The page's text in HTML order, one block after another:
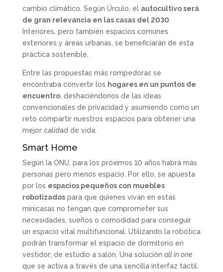
cambio climático. Según Úrculo, el autocultivo será
de gran relevancia en las casas del 2030.
Interiores, pero también espacios comunes
exteriores y áreas urbanas, se beneficiarán de esta
práctica sostenible.
Entre las propuestas más rompedoras se
encontraba convertir los hogares en un puntos de
encuentro, deshaciéndonos de las ideas
convencionales de privacidad y asumiendo como un
reto compartir nuestros espacios para obtener una
mejor calidad de vida.
Smart Home
Según la ONU, para los próximos 10 años habrá más
personas pero menos espacio. Por ello, se apuesta
por los espacios pequeños con muebles
robotizadospara que quienes vivan en estas
minicasas no tengan que comprometer sus
necesidades, sueños o comodidad para conseguir
un espacio vital multifuncional. Utilizando la robótica
podrán transformar el espacio de dormitorio en
vestidor; de estudio a salón. Una solución all in one
que se activa a través de una sencilla interfaz táctil.